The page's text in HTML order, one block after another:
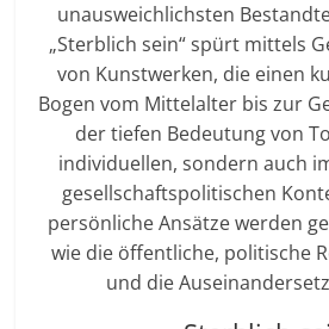
unausweichlichsten
„Sterblich sein“ spürt mittels
von Kunstwerken, die einen
Bogen vom Mittelalter bis zur
der tiefen Bedeutung von
individuellen, sondern auch
gesellschaftspolitischen
persönliche Ansätze werden
wie die öffentliche, politische
und die